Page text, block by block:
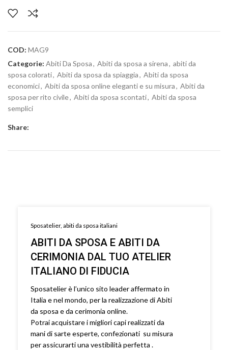
COD: MAG9
Categorie: Abiti Da Sposa, Abiti da sposa a sirena, abiti da
sposa colorati, Abiti da sposa da spiaggia, Abiti da sposa
economici, Abiti da sposa online eleganti e su misura, Abiti da
sposa per rito civile, Abiti da sposa scontati, Abiti da sposa
semplici
Share:
Sposatelier, abiti da sposa italiani
ABITI DA SPOSA E ABITI DA
CERIMONIA DAL TUO ATELIER
ITALIANO DI FIDUCIA
Sposatelier è l’unico sito leader affermato in
Italia e nel mondo, per la realizzazione di Abiti
da sposa e da cerimonia online.
Potrai acquistare i migliori capi realizzati da
mani di sarte esperte, confezionati su misura
per assicurarti una vestibilità perfetta .